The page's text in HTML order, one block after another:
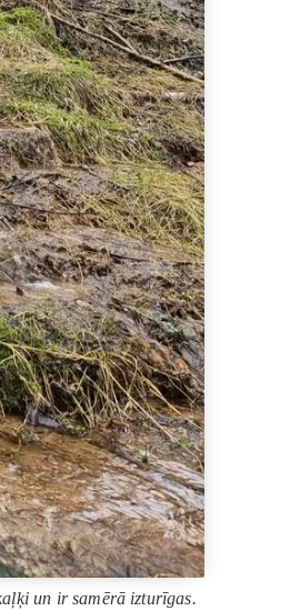
un ir samērā izturīgas.